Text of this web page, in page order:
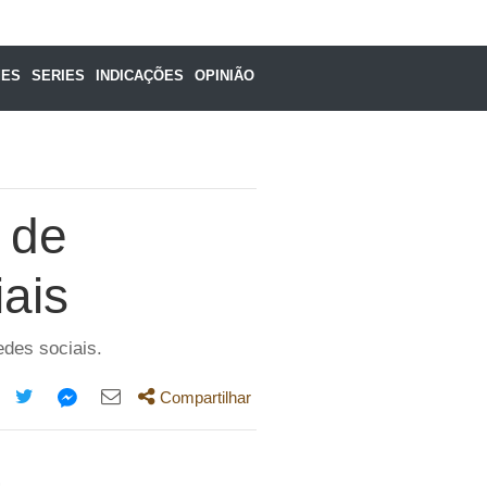
SERIES INDICAÇÕES OPINIÃO
sociais.
Compartilhe
Compartilhe
Compartilhe
Compartilhar